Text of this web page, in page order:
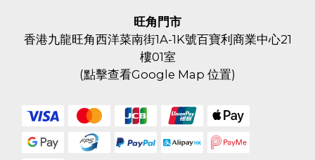
旺角門市
香港九龍旺角西洋菜南街1A-1K號百寶利商業中心21
樓01室
(點擊查看Google Map 位置)